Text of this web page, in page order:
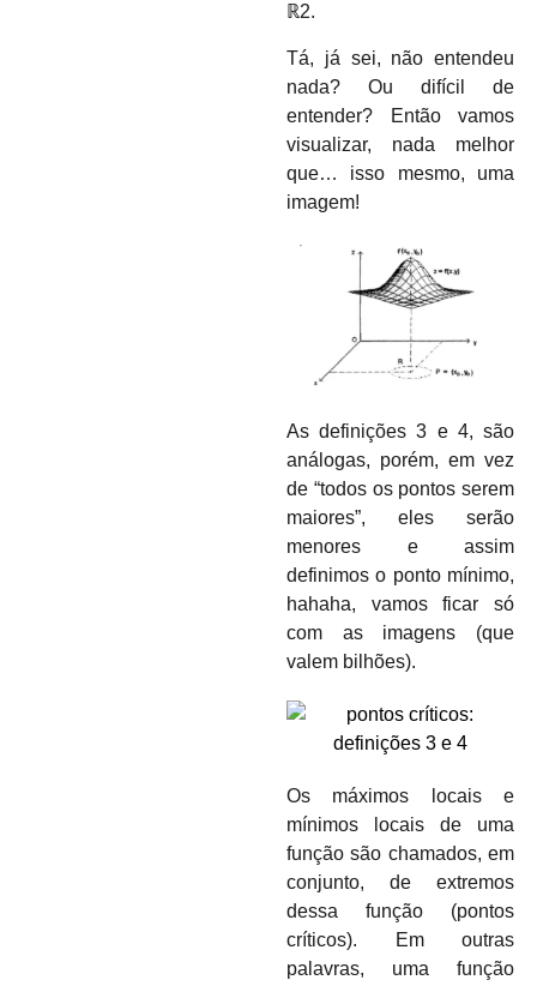
ℝ2.
Tá, já sei, não entendeu
nada? Ou difícil de
entender? Então vamos
visualizar, nada melhor
que… isso mesmo, uma
imagem!
Asdefinições 3 e 4, são
análogas, porém, em vez
de “todos os pontos serem
maiores”, eles serão
menores e assim
definimos o ponto mínimo,
hahaha, vamos ficar só
com as imagens (que
valem bilhões).
Os máximos locais e
mínimos locais de uma
função são chamados, em
conjunto, de extremos
dessa função (pontos
críticos). Em outras
palavras, uma função